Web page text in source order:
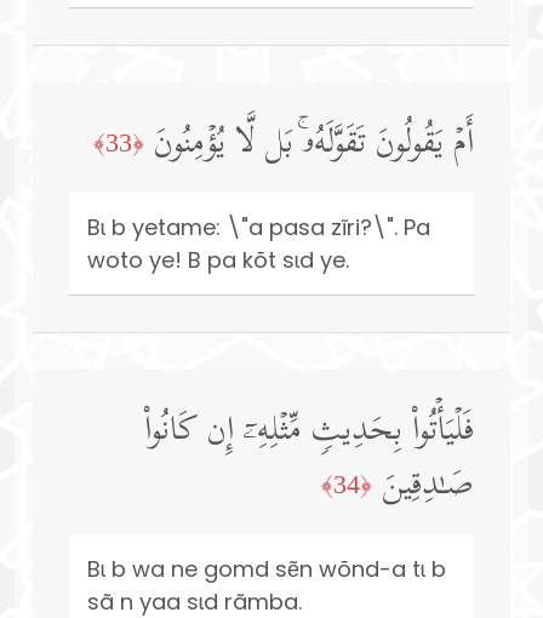
أَمۡ یَقُولُونَ تَقَوَّلَهُۥۚ بَل لَّا یُؤۡمِنُونَ ﴿33﴾
Bɩ b yetame: \"a pasa zĩri?\". Pa
woto ye! B pa kõt sɩd ye.
فَلۡیَأۡتُوا۟ بِحَدِیثࣲ مِّثۡلِهِۦۤ إِن كَانُوا۟
صَـٰدِقِینَ ﴿34﴾
Bɩ b wa ne gomd sẽn wõnd-a tɩ b
sã n yaa sɩd rãmba.